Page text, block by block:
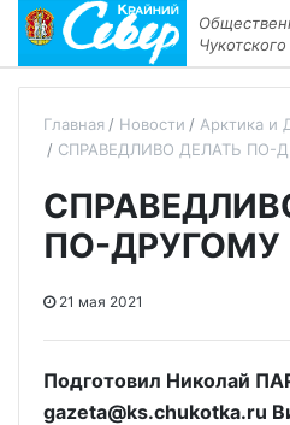
Главная Новости
Арктика и
СПРАВЕДЛИВО ДЕЛАТЬ ПО-
ПО-ДРУГОМУ
21 мая 2021
Подготовил Николай
gazeta@ks.chukotka.ru